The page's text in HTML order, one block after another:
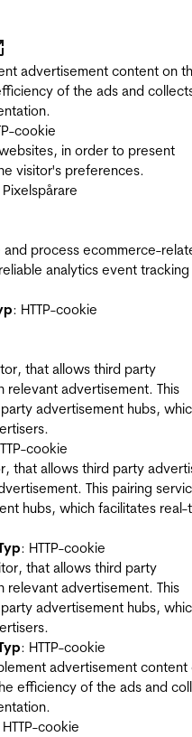
advertisement content on
of the ads and
cookie
in order to present
visitor's preferences.
Pixelspårare
process ecommerce-
analytics event tracking
: HTTP-cookie
that allows third party
advertisement. This
advertisement hubs,
cookie
that allows third party
This pairing
hubs, which facilitates real-
: HTTP-cookie
that allows third party
advertisement. This
advertisement hubs,
: HTTP-cookie
advertisement content
efficiency of the ads and
HTTP-cookie